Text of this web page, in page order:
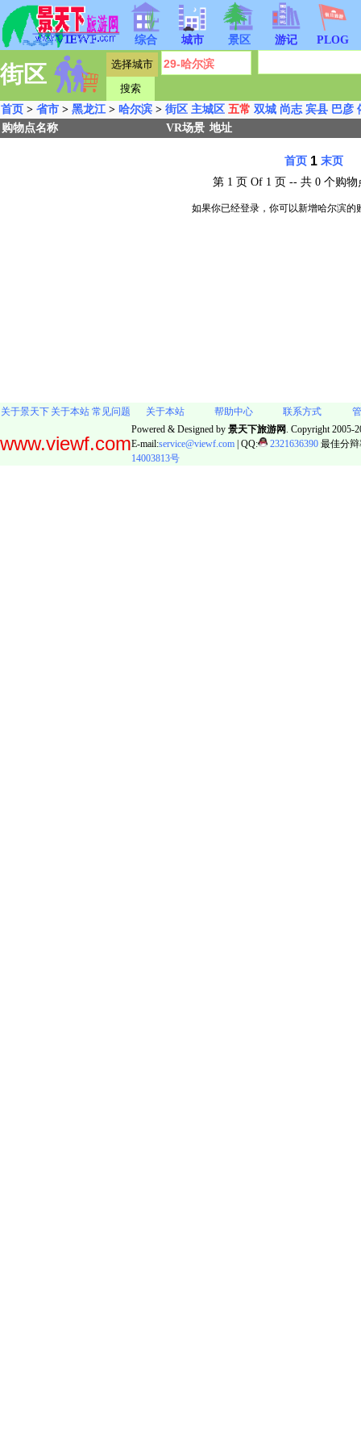
综合 城市 景区 游记 PLOG
街区
首页 > 省市 > 黑龙江> 哈尔滨 > 街区 主城区 五常 双城 尚志 宾县 巴彦
购物点名称
VR场景 地址
首页 1 末页
第 1 页 Of 1 页 -- 共 0 个购物
如果你已经登录，你可以新增哈尔滨的
关于景天下 关于本站 常见问题 关于本站 帮助中心 联系方式
www.viewf.com
Powered & Designed by 景天下旅游网 . Copyright 2005-
E-mail:service@viewf.com | QQ: 2321636390 最佳分
14003813号